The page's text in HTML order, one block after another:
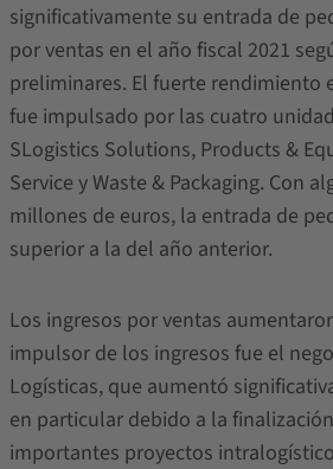
significativamente su entrada de
por ventas en el año fiscal 2021
preliminares. El fuerte rendimiento
fue impulsado por las cuatro
SLogistics Solutions, Products &
Service y Waste & Packaging. Con
millones de euros, la entrada de
superior a la del año anterior.
Los ingresos por ventas
impulsor de los ingresos fue el
Logísticas, que aumentó
en particular debido a la
importantes proyectos